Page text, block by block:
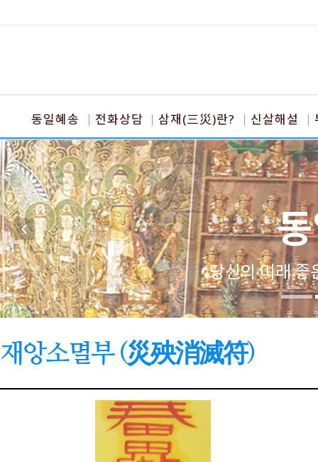
동일혜송 전화상담 삼재(三災)란? 신살해설
당신의 미래 좋
재앙소멸부 (災殃消滅符)